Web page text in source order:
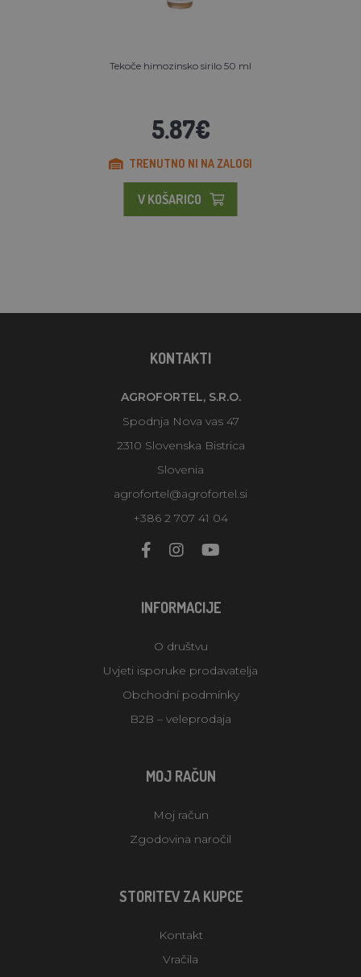
Tekoče himozinsko sirilo 50 ml
5.87€
TRENUTNO NI NA ZALOGI
V KOŠARICO
KONTAKTI
AGROFORTEL, S.R.O.
Spodnja Nova vas 47
2310 Slovenska Bistrica
Slovenia
agrofortel@agrofortel.si
+386 2 707 41 04
INFORMACIJE
O društvu
Uvjeti isporuke prodavatelja
Obchodní podmínky
B2B – veleprodaja
MOJ RAČUN
Moj račun
Zgodovina naročil
STORITEV ZA KUPCE
Kontakt
Vračila